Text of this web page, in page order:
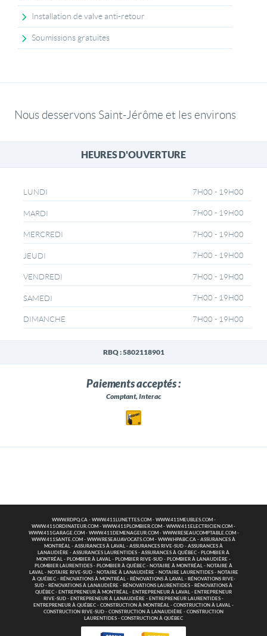
Installation de valve anti-retour
Soumissions gratuites
Nous desservons Saint-Jérôme et les environs
HEURES D'OUVERTURE
LUNDI 7H00 - 19H00
MARDI 7H00 - 19H00
MERCREDI 7H00 - 19H00
JEUDI 7H00 - 19H00
VENDREDI 7H00 - 19H00
SAMEDI 7H00 - 19H00
DIMANCHE 7H00 - 19H00
RBQ : 5802118901
Paiements acceptés :
Comptant, Interac
WWW.RDPQ.CA - WWW.411LUNETTES.COM- WWW.411MEUBLES.COM-
WWW.411ORDINATEUR.COM - WWW.411PLOMBIER.COM - WWW.411ELECTRICIEN.COM -
WWW.411GARAGE.COM- WWW.411DEMENAGEUR.COM- WWW.RESEAUCOMPTABLE.COM-
WWW.411SANTE.COM - WWW.RESEAUAVOCATS.COM - WWW.HPABC.CA - ASSURANCES À
MONTRÉAL - ASSURANCES À LAVAL - ASSURANCES RIVE-SUD - ASSURANCES À
LANAUDIÈRE - ASSURANCES LAURENTIDES - ASSURANCES À QUÉBEC - PLOMBIER À
MONTRÉAL - PLOMBIER À LAVAL - PLOMBIER RIVE-SUD - PLOMBIER À LANAUDIÈRE -
PLOMBIER LAURENTIDES - PLOMBIER À QUÉBEC - NOTAIRE À MONTRÉAL - NOTAIRE À
LAVAL - NOTAIRE RIVE-SUD- NOTAIRE À LANAUDIÈRE- NOTAIRE LAURENTIDES- NOTAIRE
À QUÉBEC- RÉNOVATIONS À MONTRÉAL - RÉNOVATIONS À LAVAL - RÉNOVATIONS RIVE-
SUD - RÉNOVATIONS À LANAUDIÈRE - RÉNOVATIONS LAURENTIDES - RÉNOVATIONS À
QUÉBEC - ENTREPRENEUR À MONTRÉAL - ENTREPRENEUR À LAVAL - ENTREPRENEUR
RIVE-SUD - ENTREPRENEUR À LANAUDIÈRE - ENTREPRENEUR LAURENTIDES -
ENTREPRENEUR À QUÉBEC - CONSTRUCTION À MONTRÉAL - CONSTRUCTION À LAVAL -
CONSTRUCTION RIVE-SUD - CONSTRUCTION À LANAUDIÈRE - CONSTRUCTION
LAURENTIDES - CONSTRUCTION À QUÉBEC